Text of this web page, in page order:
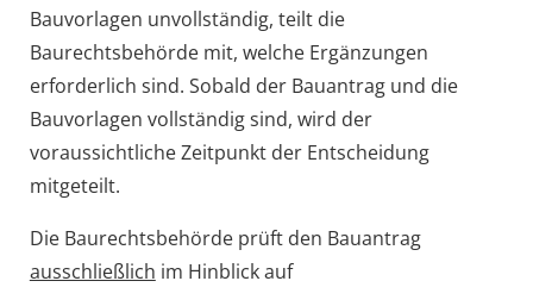
Bauvorlagen unvollständig, teilt die
Baurechtsbehörde mit, welche Ergänzungen
erforderlich sind. Sobald der Bauantrag und die
Bauvorlagen vollständig sind, wird der
voraussichtliche Zeitpunkt der Entscheidung
mitgeteilt.
Die Baurechtsbehörde prüft den Bauantrag
ausschließlich im Hinblick auf